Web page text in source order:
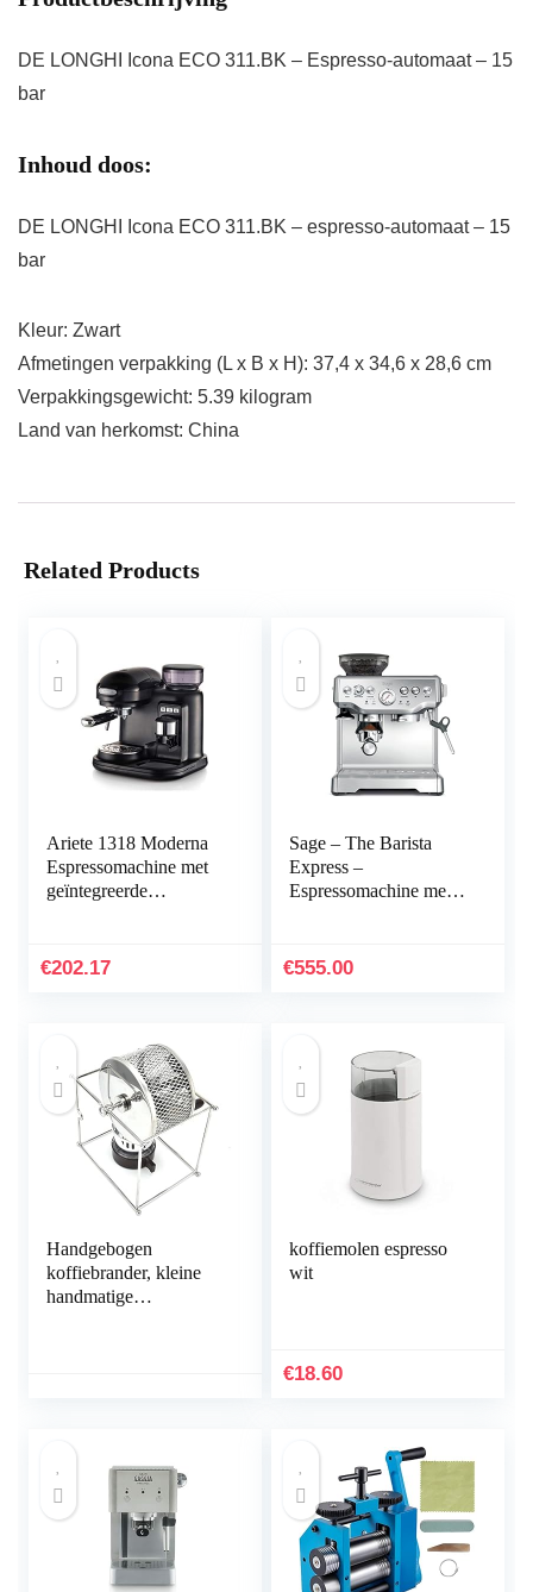
DE LONGHI Icona ECO 311.BK – Espresso-automaat – 15
bar
Inhoud doos:
DE LONGHI Icona ECO 311.BK – espresso-automaat – 15
bar
Kleur: Zwart
Afmetingen verpakking (L x B x H): 37,4 x 34,6 x 28,6 cm
Verpakkingsgewicht: 5.39 kilogram
Land van herkomst: China
Related Products
Ariete 1318 Moderna
Espressomachine met
geïntegreerde
koffie,
€202.17
Sage – The Barista
Express –
Espressomachine met
Koffiemolen –
Temperatuurregeling –
Geborsteld Roestvrij
Staal
€555.00
Handgebogen
koffiebrander, kleine
handmatige
koffiemolen espresso
wit
€18.60